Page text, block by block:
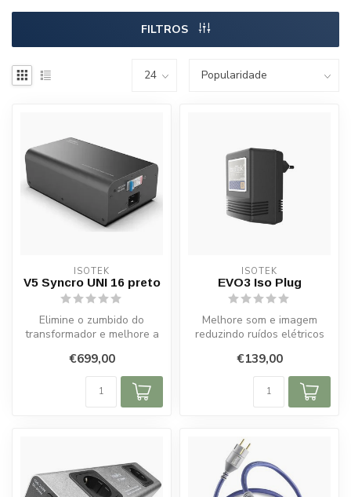
FILTROS
ISOTEK
V5 Syncro UNI 16 preto
Elimine o zumbido do
transformador e melhore a
Syncro U...
€699,00
ISOTEK
EVO3 Iso Plug
Melhore som e imagem
reduzindo ruídos elétricos
Fácil...
€139,00